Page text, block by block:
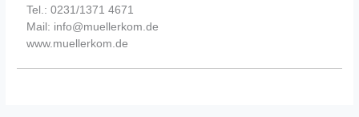
Tel.: 0231/1371 4671
Mail: info@muellerkom.de
www.muellerkom.de